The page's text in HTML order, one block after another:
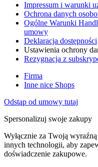
Impressum i warunki
Ochrona danych
Ogólne Warunki
umowy
Deklaracja dostępności
Ustawienia ochrony
Rezygnacja z
Firma
Inne nice Shops
Odstąp od umowy tutaj
Spersonalizuj swoje zakupy
Wyłącznie za Twoją
innych technologii, aby
doświadczenie zakupowe.